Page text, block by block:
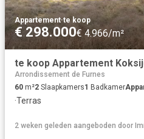
Appartement·te koop
€ 298.000€ 4.966/m²
te koop Appartement
Arrondissement de Furnes
60 m²2 Slaapkamers1 Badkamer
·Terras
2 weken geleden aangeboden door